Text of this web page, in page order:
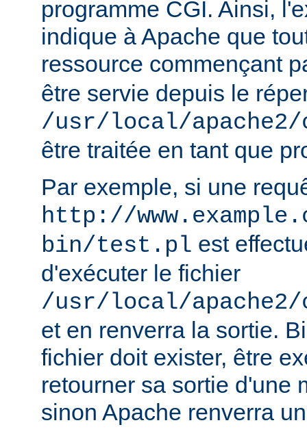
programme CGI. Ainsi,
indique à Apache que
ressource commençant
être servie depuis le
/usr/local/
être traitée en tant que
Par exemple, si une
http://
bin/test.pl est
d'exécuter le fichier
/usr/local/
et en renverra la sortie.
fichier doit exister, être
retourner sa sortie d'une
sinon Apache renverra